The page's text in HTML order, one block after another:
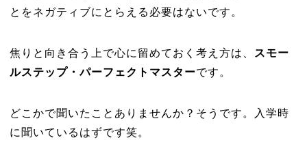
とをネガティブにとらえる必要はないです。
焦りと向き合う上で心に留めておく考え方は、
スモー
ルステップ・パーフェクトマスターです。
どこかで聞いたことありませんか？そうです。入学時
に聞いているはずです笑。